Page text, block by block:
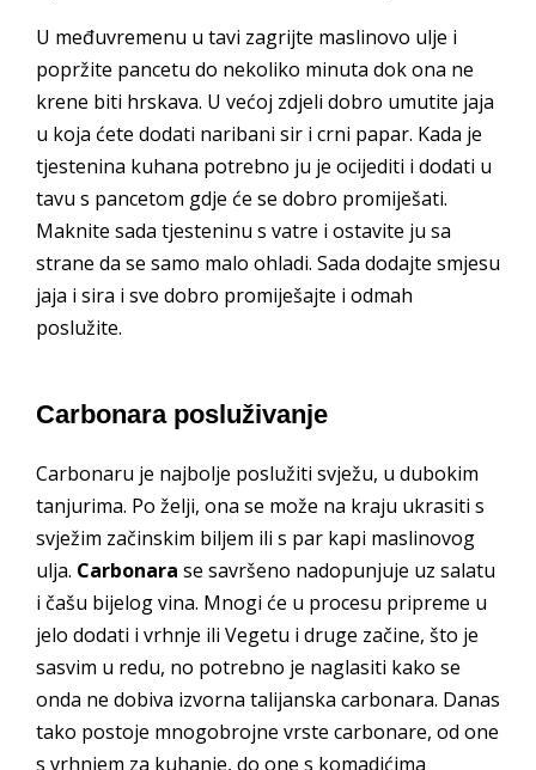
U međuvremenu u tavi zagrijte maslinovo ulje i
popržite pancetu do nekoliko minuta dok ona ne
krene biti hrskava. U većoj zdjeli dobro umutite jaja
u koja ćete dodati naribani sir i crni papar. Kada je
tjestenina kuhana potrebno ju je ocijediti i dodati u
tavu s pancetom gdje će se dobro promiješati.
Maknite sada tjesteninu s vatre i ostavite ju sa
strane da se samo malo ohladi. Sada dodajte smjesu
jaja i sira i sve dobro promiješajte i odmah
poslužite.
Carbonara posluživanje
Carbonaru je najbolje poslužiti svježu, u dubokim
tanjurima. Po želji, ona se može na kraju ukrasiti s
svježim začinskim biljem ili s par kapi maslinovog
ulja. Carbonara se savršeno nadopunjuje uz salatu
i čašu bijelog vina. Mnogi će u procesu pripreme u
jelo dodati i vrhnje ili Vegetu i druge začine, što je
sasvim u redu, no potrebno je naglasiti kako se
onda ne dobiva izvorna talijanska carbonara. Danas
tako postoje mnogobrojne vrste carbonare, od one
s vrhnjem za kuhanje, do one s komadićima